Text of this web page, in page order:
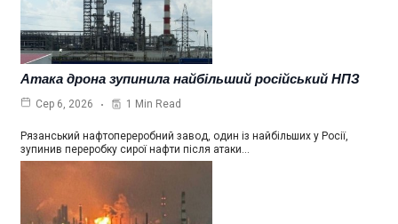
Атака дрона зупинила найбільший російський НПЗ
Сер 6, 2026 1 Min Read
Рязанський нафтопереробний завод, один із найбільших у Росії,
зупинив переробку сирої нафти після атаки…